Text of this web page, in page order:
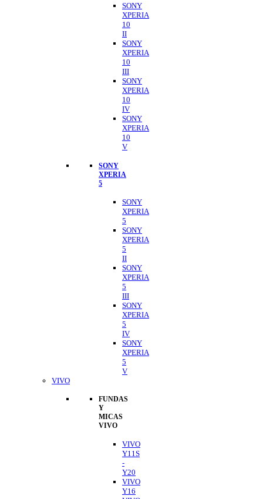
SONY
XPERIA
10
II
SONY
XPERIA
10
III
SONY
XPERIA
10
IV
SONY
XPERIA
10
V
SONY
XPERIA
5
SONY
XPERIA
5
SONY
XPERIA
5
II
SONY
XPERIA
5
III
SONY
XPERIA
5
IV
SONY
XPERIA
5
V
VIVO
FUNDAS
Y
MICAS
VIVO
VIVO
Y11S
-
Y20
VIVO
Y16